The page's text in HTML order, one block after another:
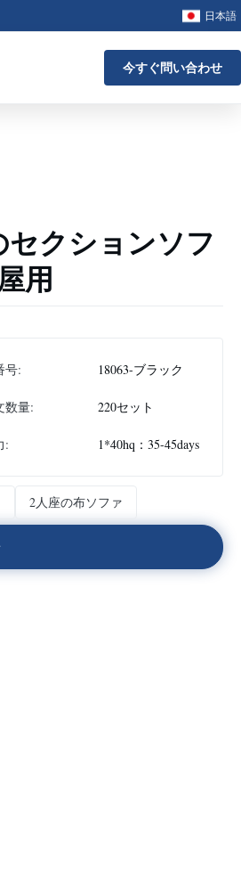
日本語
今すぐ問い合わせ
クションソフ
用
号: 18063-ブラック
数量: 220セット
: 1*40hq：35-45days
2人座の布ソファ